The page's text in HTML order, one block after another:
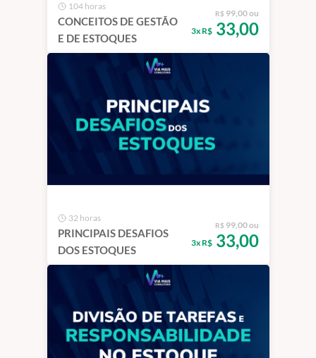
104 horas
CONCEITOS DE GESTÃO
E DE ESTOQUES
R$ 99,00 ou
3x R$33,00
32 horas
PRINCIPAIS DESAFIOS
DOS ESTOQUES
R$ 99,00 ou
3x R$33,00